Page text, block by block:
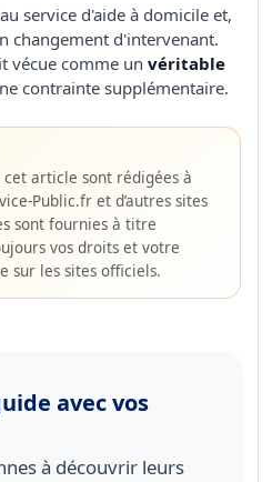
service d'aide à domicile et,
changement d'intervenant.
vécue comme un véritable
contrainte supplémentaire.
article sont rédigées à
Public.fr et d’autres sites
sont fournies à titre
vos droits et votre
sur les sites officiels.
avec vos
à découvrir leurs